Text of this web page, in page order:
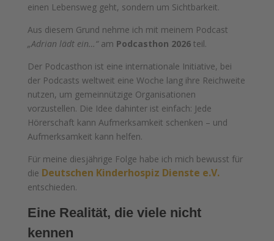
einen Lebensweg geht, sondern um Sichtbarkeit.
Aus diesem Grund nehme ich mit meinem Podcast
„Adrian lädt ein…“am Podcasthon 2026teil.
Der Podcasthon ist eine internationale Initiative, bei
der Podcasts weltweit eine Woche lang ihre Reichweite
nutzen, um gemeinnützige Organisationen
vorzustellen. Die Idee dahinter ist einfach: Jede
Hörerschaft kann Aufmerksamkeit schenken – und
Aufmerksamkeit kann helfen.
Für meine diesjährige Folge habe ich mich bewusst für
die Deutschen Kinderhospiz Dienste e.V.
entschieden.
Eine Realität, die viele nicht
kennen